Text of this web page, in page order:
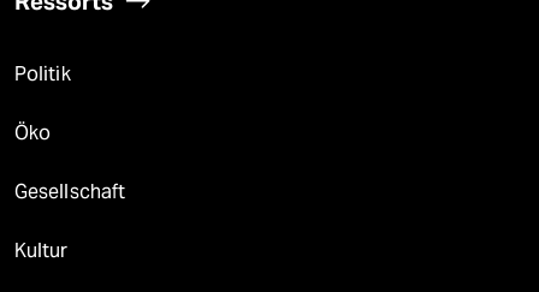
Politik
Öko
Gesellschaft
Kultur